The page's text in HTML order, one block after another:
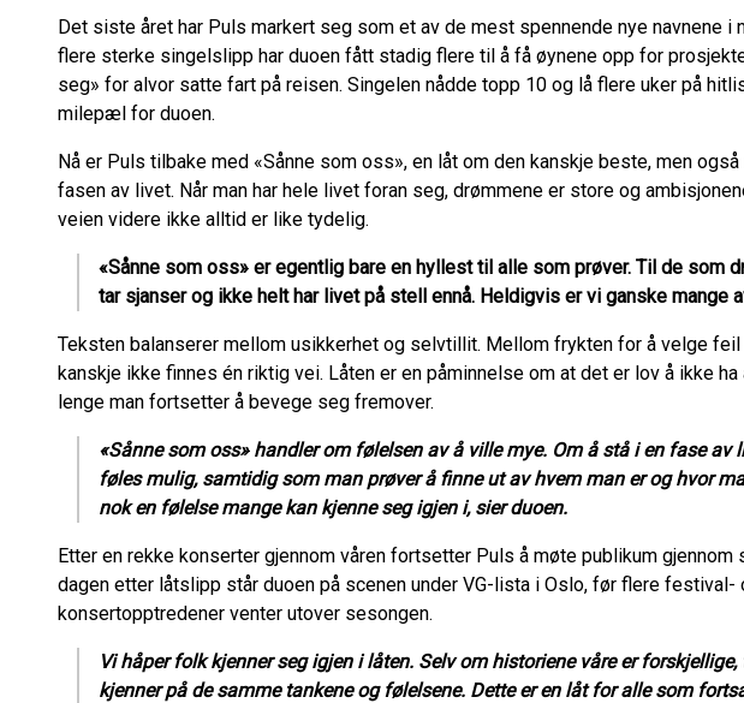
Det siste året har Puls markert seg som et av de mest spennende nye navnene i
flere sterke singelslipp har duoen fått stadig flere til å få øynene opp for
seg» for alvor satte fart på reisen. Singelen nådde topp 10 og lå flere uker på
milepæl for duoen.
Nå er Puls tilbake med «Sånne som oss», en låt om den kanskje beste, men
fasen av livet. Når man har hele livet foran seg, drømmene er store og
veien videre ikke alltid er like tydelig.
«Sånne som oss» er egentlig bare en hyllest til alle som prøver. Til de som
tar sjanser og ikke helt har livet på stell ennå. Heldigvis er vi ganske mange
Teksten balanserer mellom usikkerhet og selvtillit. Mellom frykten for å velge
kanskje ikke finnes én riktig vei. Låten er en påminnelse om at det er lov å ikke ha
lenge man fortsetter å bevege seg fremover.
«Sånne som oss» handler om følelsen av å ville mye. Om å stå i en fase av
føles mulig, samtidig som man prøver å finne ut av hvem man er og hvor
nok en følelse mange kan kjenne seg igjen i, sier duoen.
Etter en rekke konserter gjennom våren fortsetter Puls å møte publikum gjennom
dagen etter låtslipp står duoen på scenen under VG-lista i Oslo, før flere festival-
konsertopptredener venter utover sesongen.
Vi håper folk kjenner seg igjen i låten. Selv om historiene våre er
kjenner på de samme tankene og følelsene. Dette er en låt for alle som